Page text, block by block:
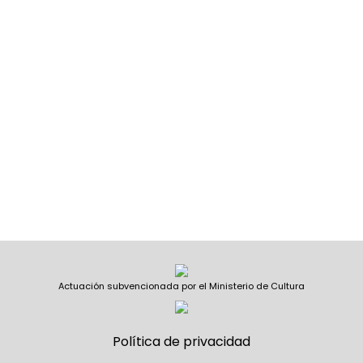
Actuación subvencionada por el Ministerio de Cultura
Política de privacidad